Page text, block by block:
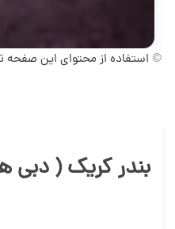
© استفاده از محتوای این صفحه
بندر کریک ( دبی